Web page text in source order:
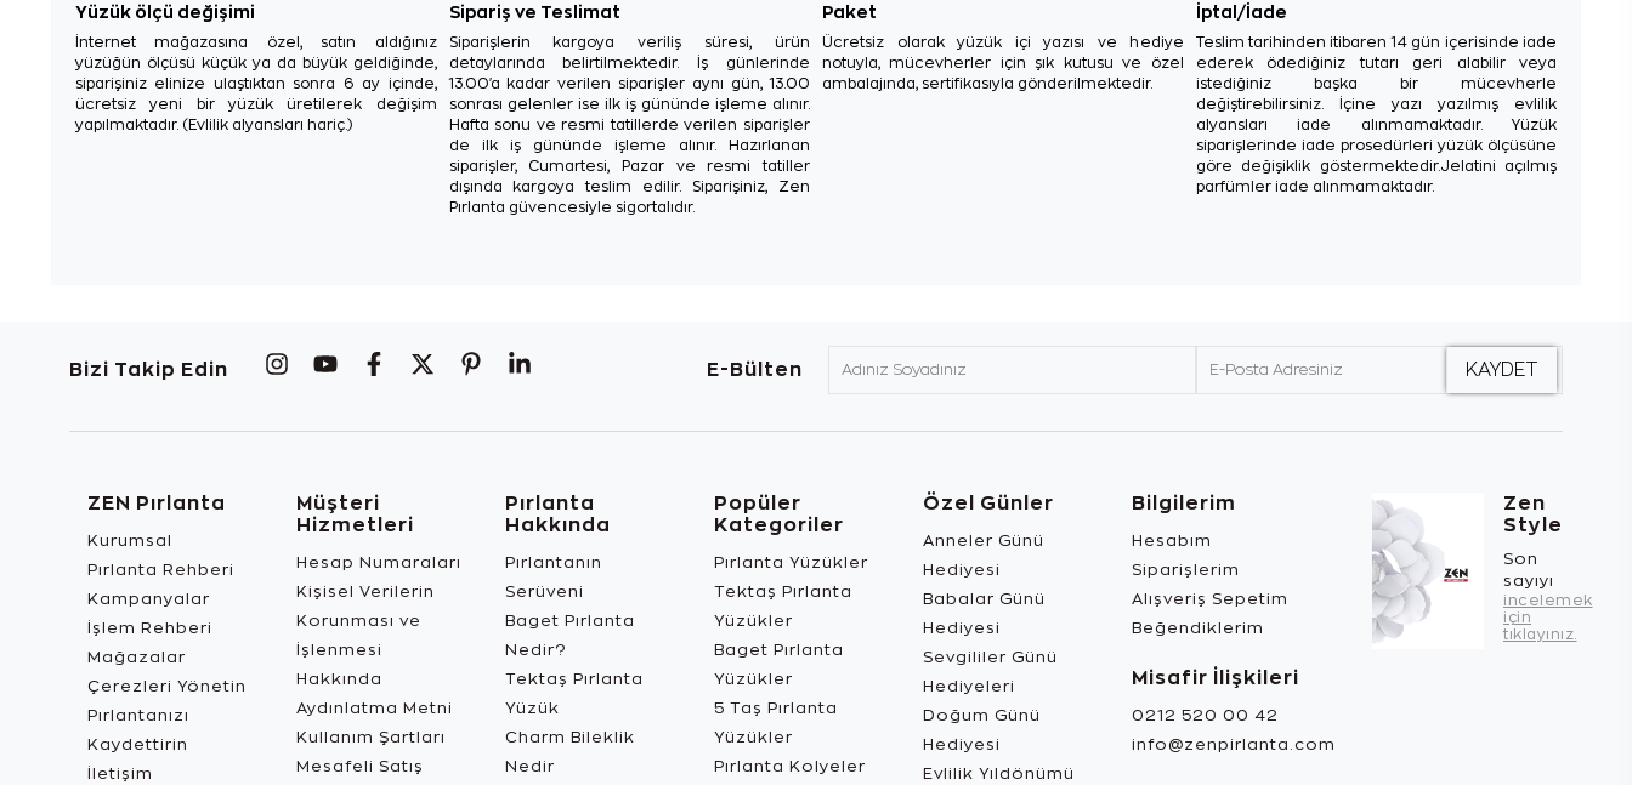
Yüzük ölçü değişimi
İnternet mağazasına özel, satın aldığınız
yüzüğün ölçüsü küçük ya da büyük geldiğinde,
siparişiniz elinize ulaştıktan sonra 6 ay içinde,
ücretsiz yeni bir yüzük üretilerek değişim
yapılmaktadır. (Evlilik alyansları hariç.)
Sipariş ve Teslimat
Siparişlerin kargoya veriliş süresi, ürün
detaylarında belirtilmektedir. İş günlerinde
13.00'a kadar verilen siparişler aynı gün, 13.00
sonrası gelenler ise ilk iş gününde işleme alınır.
Hafta sonu ve resmi tatillerde verilen siparişler
de ilk iş gününde işleme alınır. Hazırlanan
siparişler, Cumartesi, Pazar ve resmi tatiller
dışında kargoya teslim edilir. Siparişiniz, Zen
Pırlanta güvencesiyle sigortalıdır.
Paket
Ücretsiz olarak yüzük içi yazısı ve hediye
notuyla, mücevherler için şık kutusu ve özel
ambalajında, sertifikasıyla gönderilmektedir.
İptal/İade
Teslim tarihinden itibaren 14 gün içerisinde iade
ederek ödediğiniz tutarı geri alabilir veya
istediğiniz başka bir mücevherle
değiştirebilirsiniz. İçine yazı yazılmış evlilik
alyansları iade alınmamaktadır. Yüzük
siparişlerinde iade prosedürleri yüzük ölçüsüne
göre değişiklik göstermektedir.Jelatini açılmış
parfümler iade alınmamaktadır.
Bizi Takip Edin E-Bülten
ZEN Pırlanta
Kurumsal
Pırlanta Rehberi
Kampanyalar
İşlem Rehberi
Mağazalar
Çerezleri Yönetin
Pırlantanızı
Kaydettirin
İletişim
Müşteri
Hizmetleri
Hesap Numaraları
Kişisel Verilerin
Korunması ve
İşlenmesi
Hakkında
Aydınlatma Metni
Kullanım Şartları
Mesafeli Satış
Pırlanta
Hakkında
Pırlantanın
Serüveni
Baget Pırlanta
Nedir?
Tektaş Pırlanta
Yüzük
Charm Bileklik
Nedir
Popüler
Kategoriler
Pırlanta Yüzükler
Tektaş Pırlanta
Yüzükler
Baget Pırlanta
Yüzükler
5 Taş Pırlanta
Yüzükler
Pırlanta Kolyeler
Özel Günler
Anneler Günü
Hediyesi
Babalar Günü
Hediyesi
Sevgililer Günü
Hediyeleri
Doğum Günü
Hediyesi
Evlilik Yıldönümü
Bilgilerim
Hesabım
Siparişlerim
Alışveriş Sepetim
Beğendiklerim
Misafir İlişkileri
0212 520 00 42
info@zenpirlanta.com
Zen
Style
Son
sayıyı
incelemek
için
tıklayınız.